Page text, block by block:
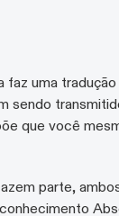
faz uma
sendo
que você
parte,